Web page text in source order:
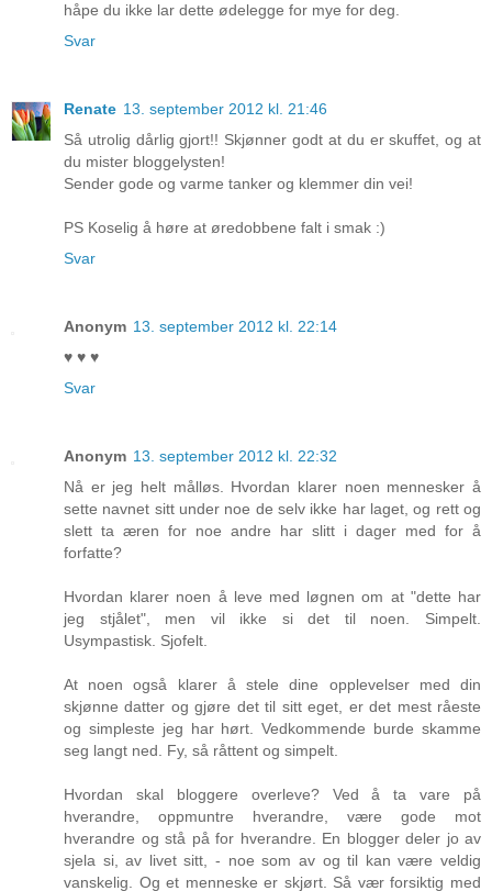
håpe du ikke lar dette ødelegge for mye for deg.
Svar
Renate 13. september 2012 kl. 21:46
Så utrolig dårlig gjort!! Skjønner godt at du er skuffet, og at
du mister bloggelysten!
Sender gode og varme tanker og klemmer din vei!
PS Koselig å høre at øredobbene falt i smak :)
Svar
Anonym 13. september 2012 kl. 22:14
♥ ♥ ♥
Svar
Anonym 13. september 2012 kl. 22:32
Nå er jeg helt målløs. Hvordan klarer noen mennesker å
sette navnet sitt under noe de selv ikke har laget, og rett og
slett ta æren for noe andre har slitt i dager med for å
forfatte?
Hvordan klarer noen å leve med løgnen om at "dette har
jeg stjålet", men vil ikke si det til noen. Simpelt.
Usympastisk. Sjofelt.
At noen også klarer å stele dine opplevelser med din
skjønne datter og gjøre det til sitt eget, er det mest råeste
og simpleste jeg har hørt. Vedkommende burde skamme
seg langt ned. Fy, så råttent og simpelt.
Hvordan skal bloggere overleve? Ved å ta vare på
hverandre, oppmuntre hverandre, være gode mot
hverandre og stå på for hverandre. En blogger deler jo av
sjela si, av livet sitt, - noe som av og til kan være veldig
vanskelig. Og et menneske er skjørt. Så vær forsiktig med